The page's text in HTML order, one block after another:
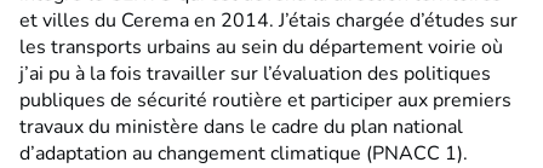
et villes du Cerema en 2014. J’étais chargée d’études sur
les transports urbains au sein du département voirie où
j’ai pu à la fois travailler sur l’évaluation des politiques
publiques de sécurité routière et participer aux premiers
travaux du ministère dans le cadre du plan national
d’adaptation au changement climatique (PNACC 1).